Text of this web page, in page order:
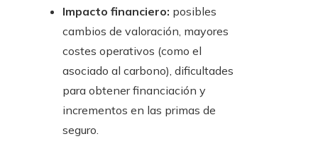
Impacto financiero: posibles
cambios de valoración, mayores
costes operativos (como el
asociado al carbono), dificultades
para obtener financiación y
incrementos en las primas de
seguro.